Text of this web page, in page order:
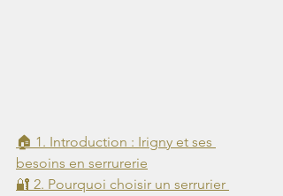
🏠 1. Introduction : Irigny et ses
besoins en serrurerie
🔐 2. Pourquoi choisir un serrurier